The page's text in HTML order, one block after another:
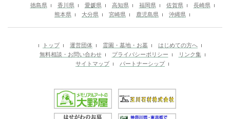
徳島県
香川県 愛媛県 高知県 福岡県 佐賀県
長崎県
熊本県
大分県 宮崎県 鹿児島県 沖縄県
トップ 運営団体 霊園・墓地・お墓
はじめての方へ
無料相談・お問い合わせ
プライバシーポリシー
リンク集
サイトマップ
パートナーシップ